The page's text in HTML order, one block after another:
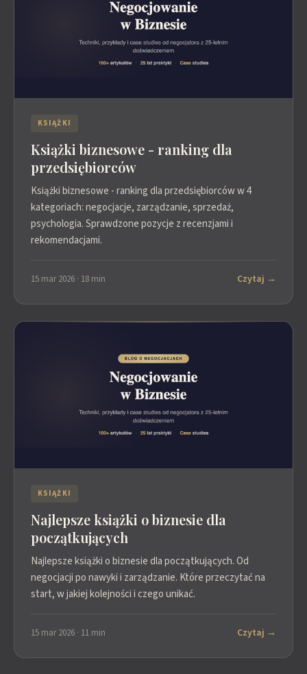
KSIĄŻKI
Książki biznesowe - ranking dla
przedsiębiorców
Książki biznesowe - ranking dla przedsiębiorców w 4
kategoriach: negocjacje, zarządzanie, sprzedaż,
psychologia. Sprawdzone pozycje z recenzjami i
rekomendacjami.
15 mar 2026 · 18 min Czytaj →
KSIĄŻKI
Najlepsze książki o biznesie dla
początkujących
Najlepsze książki o biznesie dla początkujących. Od
negocjacji po nawyki i zarządzanie. Które przeczytać na
start, w jakiej kolejności i czego unikać.
15 mar 2026 · 11 min Czytaj →